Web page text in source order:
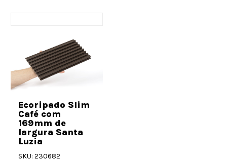
Ecoripado Slim
Café com
169mm de
largura Santa
Luzia
SKU: 230682